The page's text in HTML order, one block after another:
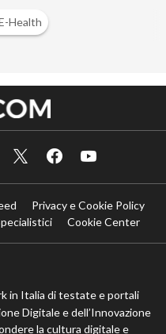
Health
Privacy e Cookie Policy
Cookie Center
in Italia di testate e portali
Digitale e dell’Innovazione
la cultura digitale e